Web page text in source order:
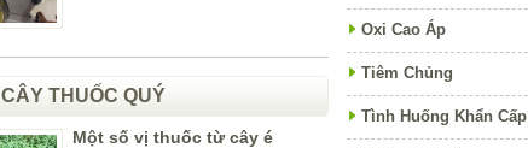
CÂY THUỐC QUÝ
Một số vị thuốc từ cây é
Oxi Cao Áp
Tiêm Chủng
Tình Huống Khẩn Cấp